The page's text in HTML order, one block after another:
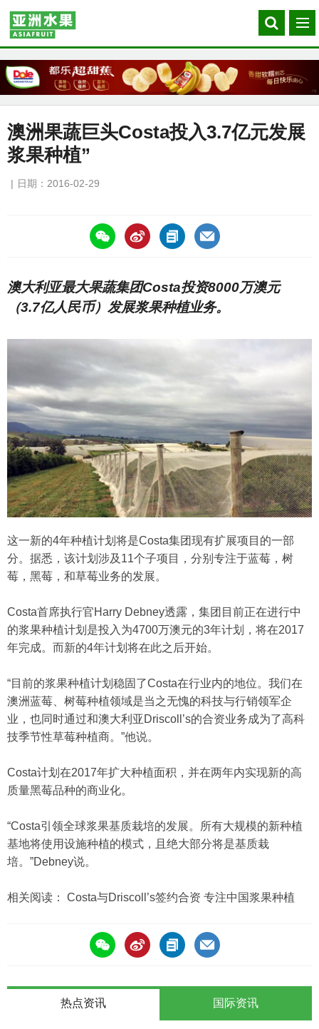
Search
our
菜
单
澳洲果蔬巨头Costa投入3.7亿元发展
浆果种植”
日期：2016-02-29
https://asiafruitchina.net/15369.html
澳大利亚最大果蔬集团Costa投资8000万澳元
（3.7亿人民币）发展浆果种植业务。
这一新的4年种植计划将是Costa集团现有扩展项目的一部
分。据悉，该计划涉及11个子项目，分别专注于蓝莓，树
莓，黑莓，和草莓业务的发展。
Costa首席执行官Harry Debney透露，集团目前正在进行中
的浆果种植计划是投入为4700万澳元的3年计划，将在2017
年完成。而新的4年计划将在此之后开始。
“目前的浆果种植计划稳固了Costa在行业内的地位。我们在
澳洲蓝莓、树莓种植领域是当之无愧的科技与行销领军企
业，也同时通过和澳大利亚Driscoll’s的合资业务成为了高科
技季节性草莓种植商。”他说。
Costa计划在2017年扩大种植面积，并在两年内实现新的高
质量黑莓品种的商业化。
“Costa引领全球浆果基质栽培的发展。所有大规模的新种植
基地将使用设施种植的模式，且绝大部分将是基质栽
培。”Debney说。
相关阅读： Costa与Driscoll’s签约合资 专注中国浆果种植
热点资讯 国际资讯